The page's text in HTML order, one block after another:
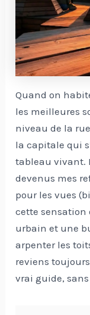
Quand on
les meilleures
niveau de la
la capitale qui
tableau vivant.
devenus mes
pour les vues
cette sensation
urbain et une
arpenter les
reviens
vrai guide,